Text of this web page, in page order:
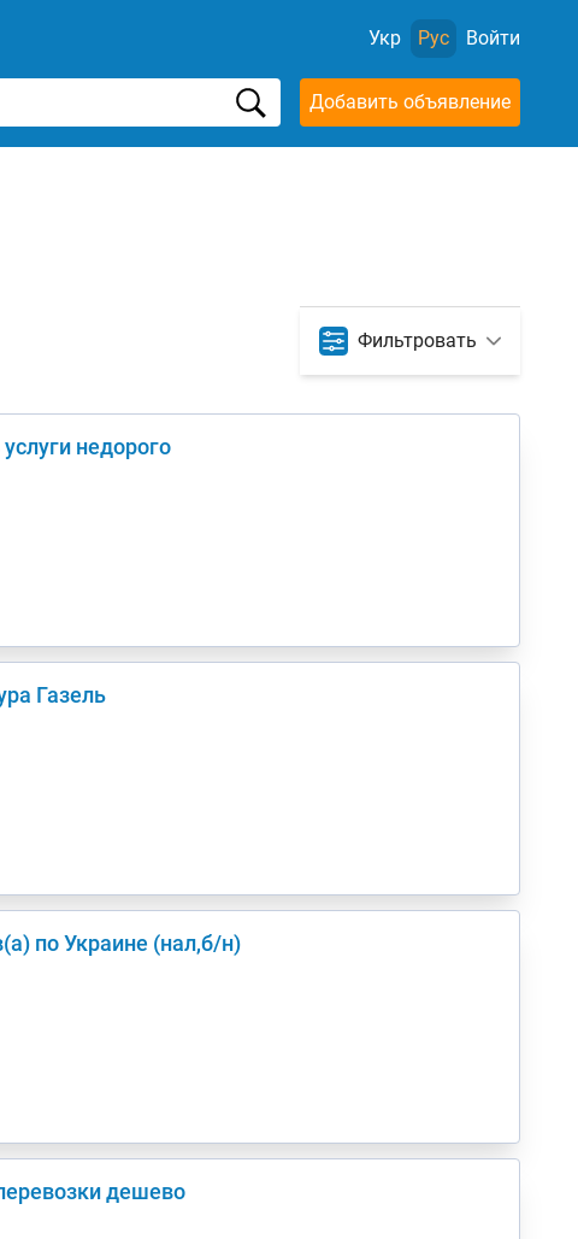
Укр Рус Войти
Добавить объявление
Фильтровать
недорого
Газель
в/из Киев(а) по Украине (нал,б/н)
дешево